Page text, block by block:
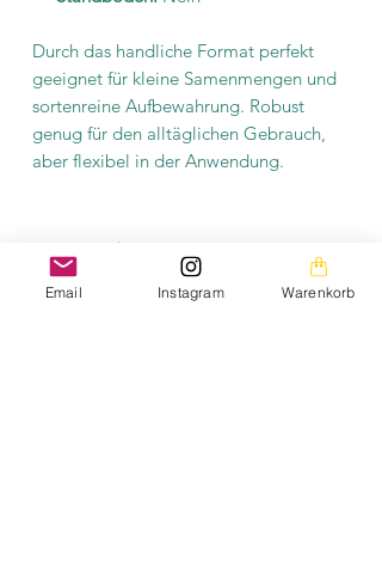
Durch das handliche Format perfekt
geeignet für kleine Samenmengen und
sortenreine Aufbewahrung. Robust
genug für den alltäglichen Gebrauch,
aber flexibel in der Anwendung.
Die Bilder auf dieser Homepage sind aus meiner
Email Instagram Warenkorb